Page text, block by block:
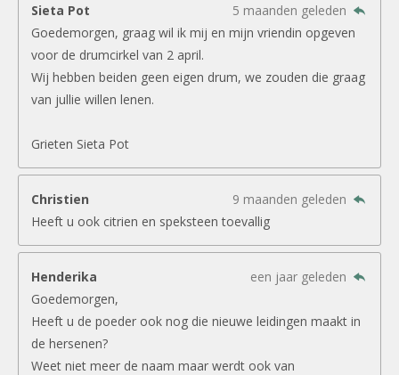
Sieta Pot
5 maanden geleden
Goedemorgen, graag wil ik mij en mijn vriendin opgeven
voor de drumcirkel van 2 april.
Wij hebben beiden geen eigen drum, we zouden die graag
van jullie willen lenen.
Grieten Sieta Pot
Christien
9 maanden geleden
Heeft u ook citrien en speksteen toevallig
Henderika
een jaar geleden
Goedemorgen,
Heeft u de poeder ook nog die nieuwe leidingen maakt in
de hersenen?
Weet niet meer de naam maar werdt ook van